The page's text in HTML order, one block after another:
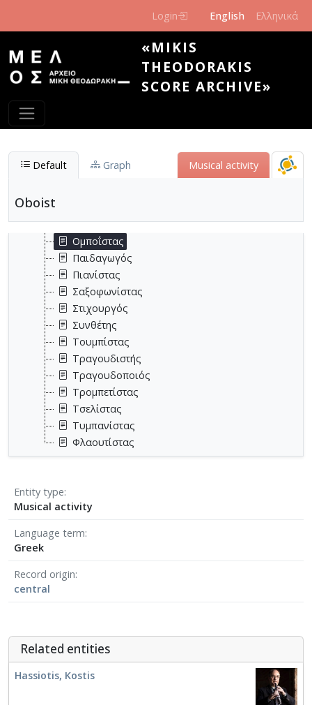
Login English Ελληνικά
«MIKIS
THEODORAKIS
SCORE ARCHIVE»
Default Graph Μusical activity
Oboist
Κοντραμπασίστας
Μεταγραφέας
Μουσικοπαιδαγωγός
Μουσικός
Μουσικός παραγωγός
Ομποΐστας
Παιδαγωγός
Πιανίστας
Σαξοφωνίστας
Στιχουργός
Συνθέτης
Τουμπίστας
Τραγουδιστής
Τραγουδοποιός
Τρομπετίστας
Τσελίστας
Τυμπανίστας
Φλαουτίστας
Entity type
Musical activity
Language term
Greek
Record origin
central
Related entities
Hassiotis, Kostis